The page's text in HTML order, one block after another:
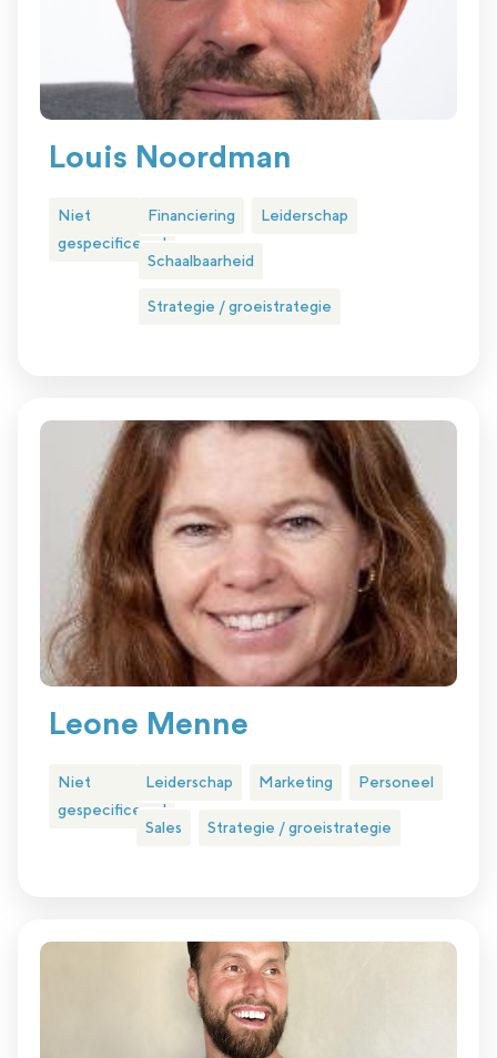
Louis Noordman
Niet
gespecificeerd
Financiering Leiderschap
Schaalbaarheid
Strategie / groeistrategie
Leone Menne
Niet
gespecificeerd
Leiderschap Marketing Personeel
Sales Strategie / groeistrategie